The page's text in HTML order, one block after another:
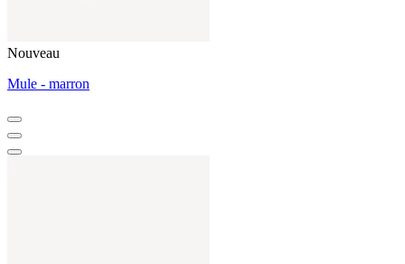
Nouveau
Mule - marron